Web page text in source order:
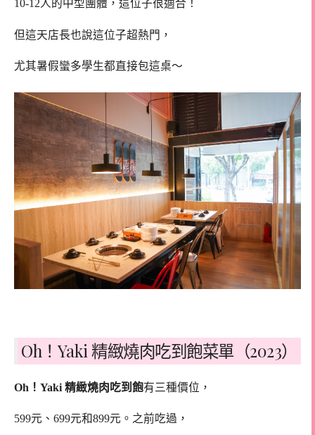
10-12人的中型團體，這位子很適合！
但這天店長也說這位子超熱門，
尤其暑假蠻多學生都直接包這桌～
Oh！Yaki 精緻燒肉吃到飽菜單（2023）
Oh！Yaki 精緻燒肉吃到飽有三種價位，
599元、699元和899元。之前吃過，